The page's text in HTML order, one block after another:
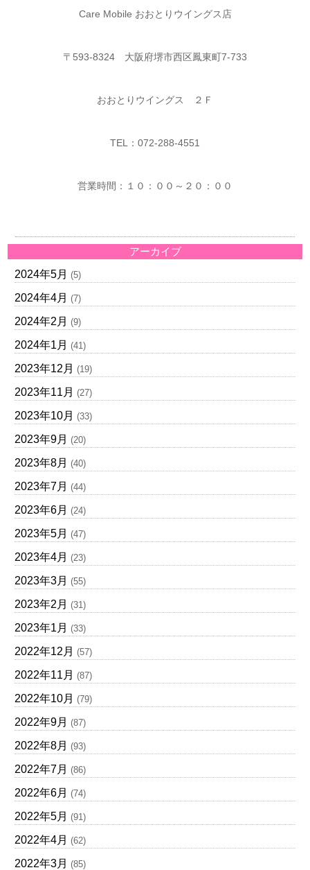
Care Mobile おおとりウイングス店
〒593-8324 大阪府堺市西区鳳東町7-733
おおとりウイングス ２Ｆ
TEL：072-288-4551
営業時間：１０：００～２０：００
アーカイブ
2024年5月 (5)
2024年4月 (7)
2024年2月 (9)
2024年1月 (41)
2023年12月 (19)
2023年11月 (27)
2023年10月 (33)
2023年9月 (20)
2023年8月 (40)
2023年7月 (44)
2023年6月 (24)
2023年5月 (47)
2023年4月 (23)
2023年3月 (55)
2023年2月 (31)
2023年1月 (33)
2022年12月 (57)
2022年11月 (87)
2022年10月 (79)
2022年9月 (87)
2022年8月 (93)
2022年7月 (86)
2022年6月 (74)
2022年5月 (91)
2022年4月 (62)
2022年3月 (85)